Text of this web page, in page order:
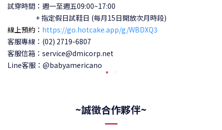
試穿時間： 週一至週五09:00~17:00
+ 指定假日試鞋日 (每月15日開放次月時段)
線上預約： https://go.hotcake.app/g/WBDXQ3
客服專線：(02) 2719-6807
客服信箱：service@dmicorp.net
Line客服：@babyamericano
~誠徵合作夥伴~